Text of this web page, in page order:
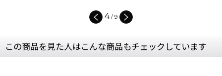
5/ 9
この商品を見た人はこんな商品もチェックしています